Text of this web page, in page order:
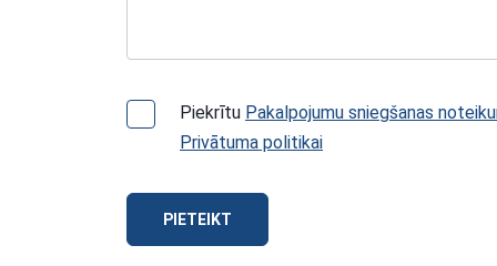
Piekrītu Pakalpojumu sniegšanas
Privātuma politikai
PIETEIKT